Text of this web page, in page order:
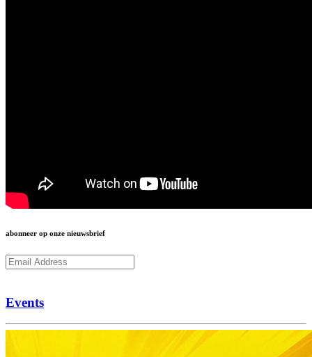
abonneer op onze nieuwsbrief
Events